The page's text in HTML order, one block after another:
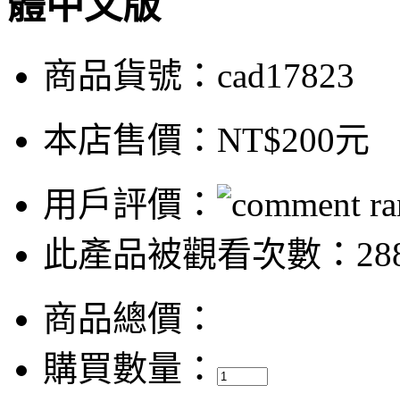
商品貨號：cad17823
本店售價： NT$200元
用戶評價：
此產品被觀看次數：
商品總價：
購買數量：